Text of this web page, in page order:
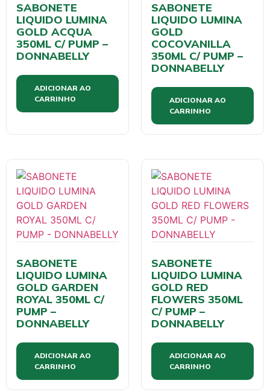
SABONETE
LIQUIDO LUMINA
GOLD ACQUA
350ML C/ PUMP –
DONNABELLY
ADICIONAR AO
CARRINHO
SABONETE
LIQUIDO LUMINA
GOLD
COCOVANILLA
350ML C/ PUMP –
DONNABELLY
ADICIONAR AO
CARRINHO
SABONETE
LIQUIDO LUMINA
GOLD GARDEN
ROYAL 350ML C/
PUMP –
DONNABELLY
ADICIONAR AO
CARRINHO
SABONETE
LIQUIDO LUMINA
GOLD RED
FLOWERS 350ML
C/ PUMP –
DONNABELLY
ADICIONAR AO
CARRINHO